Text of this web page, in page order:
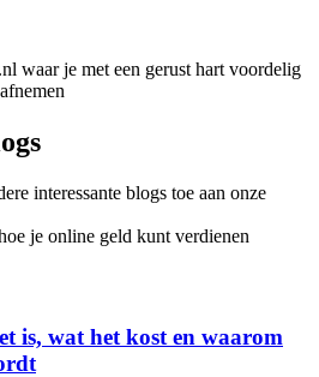
waar je met een gerust hart voordelig
interessante blogs toe aan onze
je online geld kunt verdienen
is, wat het kost en waarom